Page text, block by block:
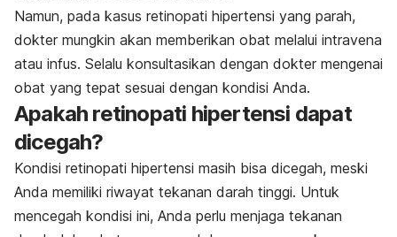
Namun, pada kasus retinopati hipertensi yang parah,
dokter mungkin akan memberikan obat melalui intravena
atau infus. Selalu konsultasikan dengan dokter mengenai
obat yang tepat sesuai dengan kondisi Anda.
Apakah retinopati hipertensi dapat
dicegah?
Kondisi retinopati hipertensi masih bisa dicegah, meski
Anda memiliki riwayat tekanan darah tinggi. Untuk
mencegah kondisi ini, Anda perlu menjaga tekanan